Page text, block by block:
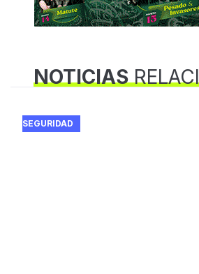
NOTICIAS
SEGURIDAD